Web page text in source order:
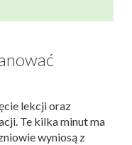
lekcji oraz
Te kilka minut ma
wyniosą z